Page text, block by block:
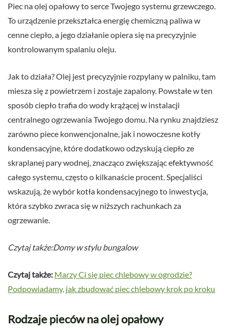
Piec na olej opałowy to serce Twojego systemu grzewczego.
To urządzenie przekształca energię chemiczną paliwa w
cenne ciepło, a jego działanie opiera się na precyzyjnie
kontrolowanym spalaniu oleju.
Jak to działa? Olej jest precyzyjnie rozpylany w palniku, tam
miesza się z powietrzem i zostaje zapalony. Powstałe w ten
sposób ciepło trafia do wody krążącej w instalacji
centralnego ogrzewania Twojego domu. Na rynku znajdziesz
zarówno piece konwencjonalne, jak i nowoczesne kotły
kondensacyjne, które dodatkowo odzyskują ciepło ze
skraplanej pary wodnej, znacząco zwiększając efektywność
całego systemu, często o kilkanaście procent. Specjaliści
wskazują, że wybór kotła kondensacyjnego to inwestycja,
która szybko zwraca się w niższych rachunkach za
ogrzewanie.
Czytaj także:Domy w stylu bungalow
Czytaj także: Marzy Ci się piec chlebowy w ogrodzie?
Podpowiadamy, jak zbudować piec chlebowy krok po kroku
Rodzaje pieców na olej opałowy